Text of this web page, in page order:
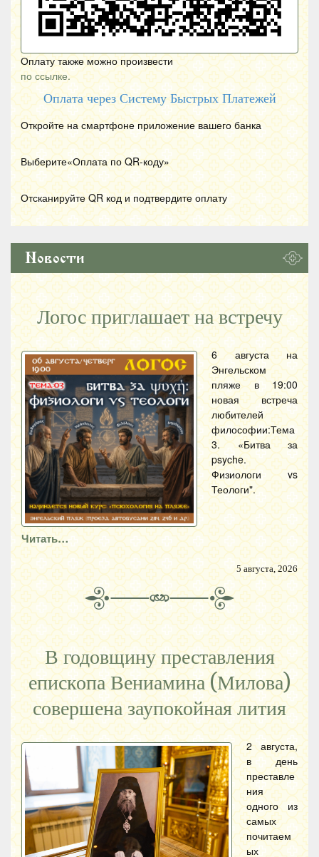
Оплату также можно произвести
по ссылке.
Оплата через Систему Быстрых Платежей
Откройте на смартфоне приложение вашего банка
Выберите«Оплата по QR-коду»
Отсканируйте QR код и подтвердите оплату
Новости
Логос приглашает на встречу
6 августа на
Энгельском
пляже в 19:00
новая встреча
любителей
философии:Тема
3. «Битва за
psyche.
Физиологи vs
Теологи".
Читать…
5 августа, 2026
В годовщину преставления
епископа Вениамина (Милова)
совершена заупокойная лития
2 августа,
в день
преставле
ния
одного из
самых
почитаем
ых